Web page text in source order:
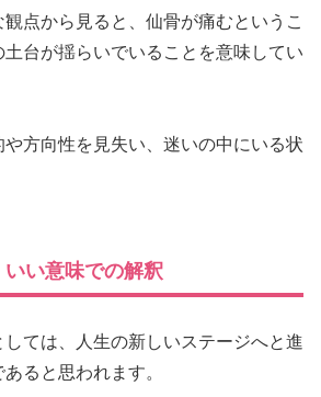
点から見ると、仙骨が痛むというこ
台が揺らいでいることを意味してい
方向性を見失い、迷いの中にいる状
いい意味での解釈
ては、人生の新しいステージへと進
ると思われます。